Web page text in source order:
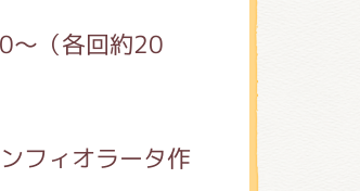
～（各回約20
フィオラータ作